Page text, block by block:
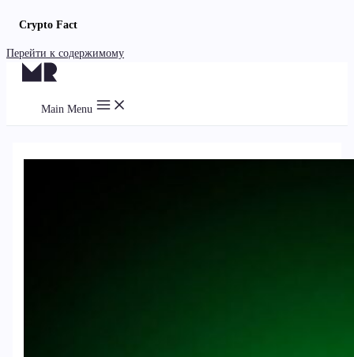
Crypto Fact
Перейти к содержимому
Main Menu